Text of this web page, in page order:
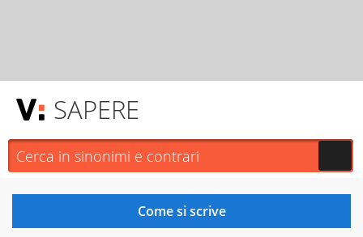
SAPERE